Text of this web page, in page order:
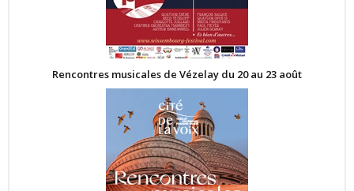
Rencontres musicales de Vézelay du 20 au 23 août